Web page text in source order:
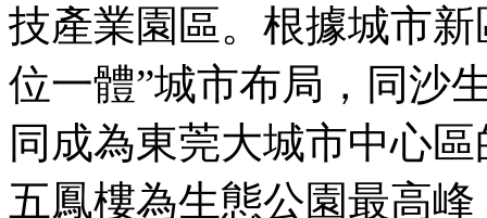
技產業園區。根據城市
位一體”城市布局，同沙
同成為東莞大城市中心
五鳳樓為生態公園最高峰